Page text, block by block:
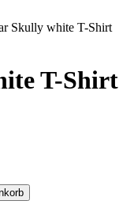
Skully white T-Shirt
T-Shirt